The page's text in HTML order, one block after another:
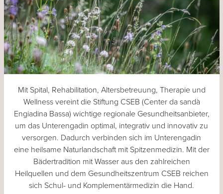
Mit Spital, Rehabilitation, Altersbetreuung, Therapie und
Wellness vereint die Stiftung CSEB (Center da sandà
Engiadina Bassa) wichtige regionale Gesundheitsanbieter,
um das Unterengadin optimal, integrativ und innovativ zu
versorgen. Dadurch verbinden sich im Unterengadin
eine heilsame Naturlandschaft mit Spitzenmedizin. Mit der
Bädertradition mit Wasser aus den zahlreichen
Heilquellen und dem Gesundheitszentrum CSEB reichen
sich Schul- und Komplementärmedizin die Hand.